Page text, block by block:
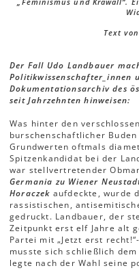
Text
Der Fall Udo Landbauer
Politikwissenschafter_innen
Dokumentationsarchiv des
seit Jahrzehnten hinweisen:
Was hinter den
burschenschaftlicher
Grundwerten oftmals
Spitzenkandidat bei der
war stellvertretender
Germania zu Wiener
Horaczek aufdeckte, wurde
rassistischen,
gedruckt. Landbauer, der
Zeitpunkt erst elf Jahre alt
Partei mit „Jetzt erst
musste sich schließlich
legte nach der Wahl seine